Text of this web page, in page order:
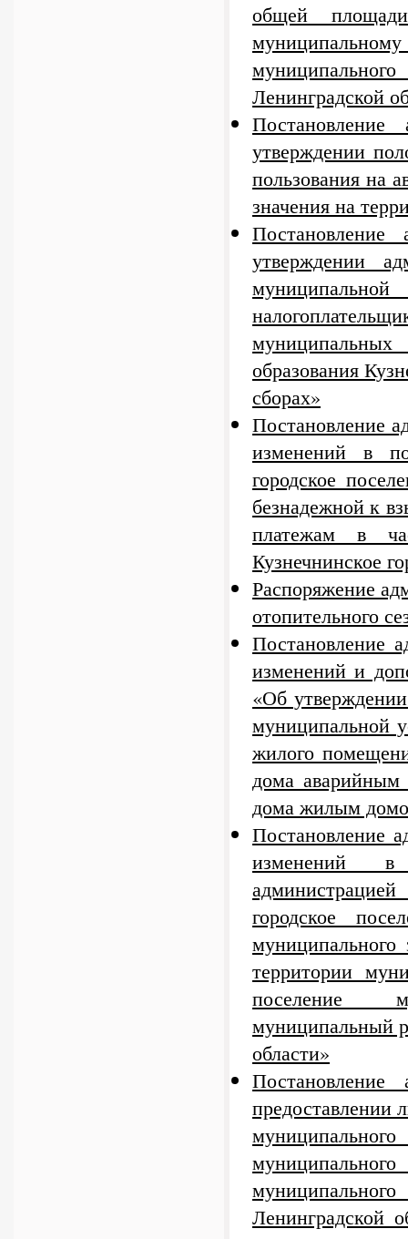
общей
Ленинградской
утверждении
пользования на
значения на
утверждении
образования
сборах»
Постановление
изменений в
городское
безнадежной к
платежам в
Кузнечнинское
Распоряжение
отопительного
Постановление
изменений и
«Об
муниципальной
жилого
дома аварийным
дома жилым
Постановление
изменений в
городское
муниципального
территории
поселение
муниципальный
области»
предоставлении
Ленинградской